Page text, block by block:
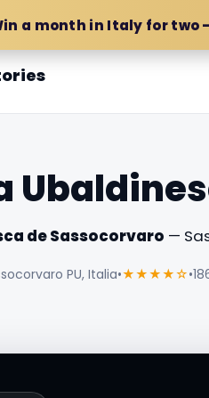
a month in Italy for two
de Sassocorvaro —
PU, Italia•★★★★☆•